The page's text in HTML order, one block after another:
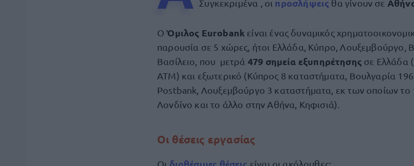
Συγκεκριμένα , οι προσλήψεις θα γίνουν σε
ΟΌμιλος Eurobank είναι ένας δυναμικός
παρουσία σε 5 χώρες, ήτοι Ελλάδα, Κύπρο, Λουξεμβούργο,
Βασίλειο, που μετρά 479 σημεία εξυπηρέτησης σε Ελλάδα
ΑΤΜ) και εξωτερικό (Κύπρος 8 καταστήματα, Βουλγαρία
Postbank, Λουξεμβούργο 3 καταστήματα, εκ των οποίων το
Λονδίνο και το άλλο στην Αθήνα, Κηφισιά).
Οι θέσεις εργασίας
Οι είναι οι ακόλουθες: